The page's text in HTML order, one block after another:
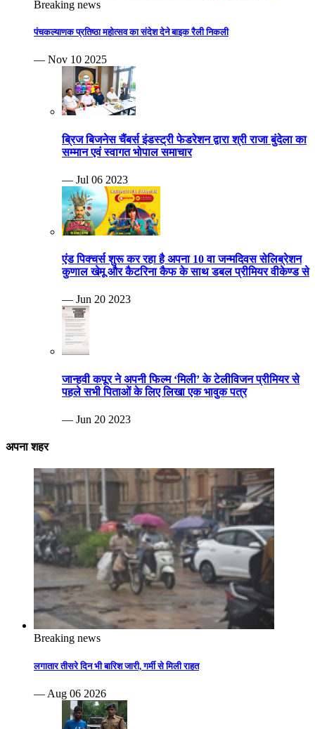
Breaking news
पंचकल्याणक प्रतिष्ठा महोत्सव का संदेश देने बाइक रैली निकली
— Nov 10 2025
ब्रिज बिजनेस चैंबर्स इंडस्ट्री फेडरेशन द्वारा श्री राजा बुंदेला का
सम्मान एवं स्वागत भोपाल समाचार
— Jul 06 2023
एंड पिक्चर्स शुरू कर रहा है अपना 10 वा जन्मदिवस सेलिब्रेशन
कुणाल खेमू और कैटरिना कैफ के साथ डबल प्रीमियर वीकेण्ड से
— Jun 20 2023
जान्हवी कपूर ने अपनी फिल्म ‘मिली’ के टेलीविजन प्रीमियर से
पहले सभी पिताओं के लिए लिखा एक भावुक पत्र
— Jun 20 2023
अपना शहर
Breaking news
लगातार तीसरे दिन भी बारिश जारी, गर्मी से मिली राहत
— Aug 06 2026